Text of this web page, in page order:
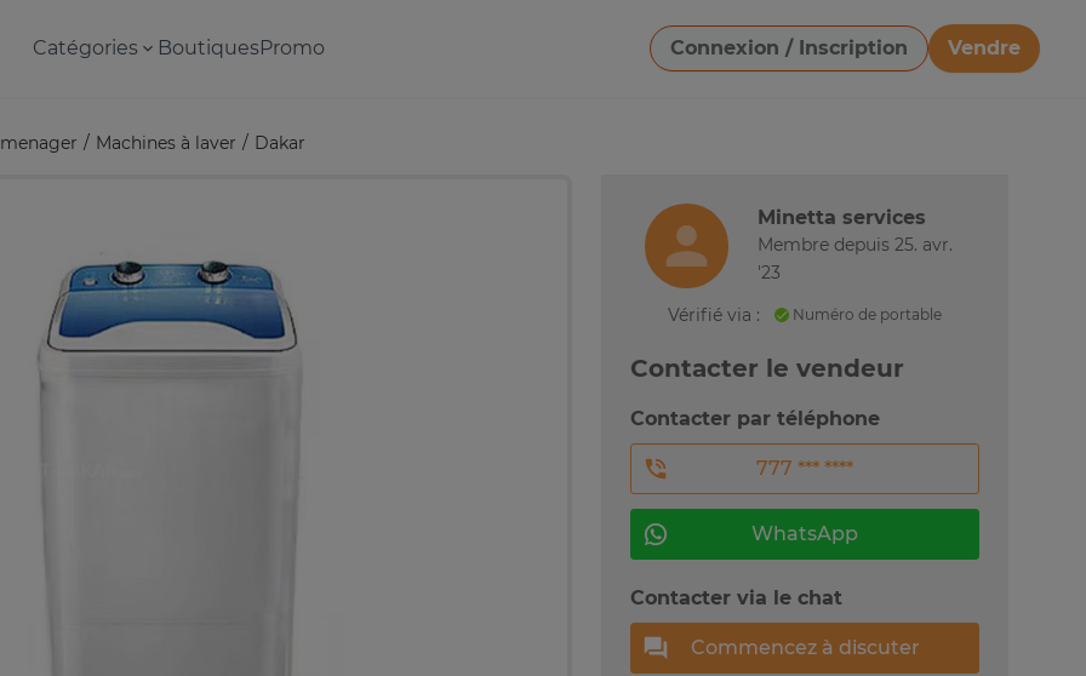
Catégories BoutiquesPromo Connexion / Inscription
Vendre
Télécharger une image
Machines à laver Dakar
Minetta services
Membre depuis 25. avr.
'23
Vérifié via :
Numéro de portable
Contacter le vendeur
Contacter par téléphone
777 *** ****
WhatsApp
Contacter via le chat
Commencez à discuter